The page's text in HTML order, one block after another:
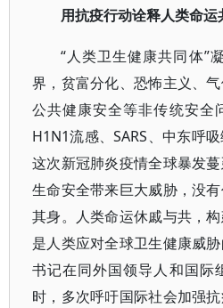
用抗疫行动诠释人类命运
“人类卫生健康共同体”
界，贫富分化、恐怖主义、
公共健康安全等非传统安全
H1N1流感、SARS、中东呼
这次新冠肺炎疫情全球暴发
生命安全带来巨大威胁，没
其身。人类命运休戚与共，
是人类应对全球卫生健康威
书记在同外国领导人和国际
时，多次呼吁国际社会加强